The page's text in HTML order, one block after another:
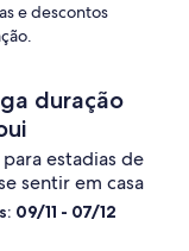
e descontos
duração
estadias de
sentir em casa
09/11 - 07/12